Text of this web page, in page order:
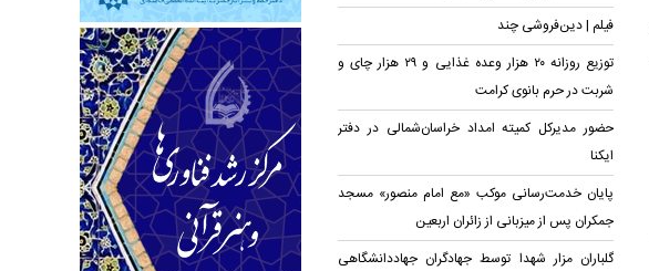
فیلم | دین‌فروشی چند
توزیع روزانه ۲۰ هزار وعده غذایی و ۲۹ هزار چای و
شربت در حرم بانوی کرامت
حضور مدیرکل کمیته امداد خراسان‌شمالی در دفتر
ایکنا
پایان خدمت‌رسانی موکب «مع امام منصور» مسجد
جمکران پس از میزبانی از زائران اربعین
گلباران مزار شهدا توسط جهادگران جهاد‌دانشگاهی